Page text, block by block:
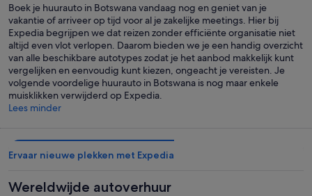
Boek je huurauto in Botswana vandaag nog en geniet van je
vakantie of arriveer op tijd voor al je zakelijke meetings. Hier bij
Expedia begrijpen we dat reizen zonder efficiënte organisatie niet
altijd even vlot verlopen. Daarom bieden we je een handig overzicht
van alle beschikbare autotypes zodat je het aanbod makkelijk kunt
vergelijken en eenvoudig kunt kiezen, ongeacht je vereisten. Je
volgende voordelige huurauto in Botswana is nog maar enkele
muisklikken verwijderd op Expedia.
Lees minder
Ervaar nieuwe plekken met Expedia
Wereldwijde autoverhuur